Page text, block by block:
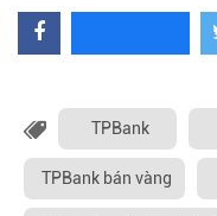
TPBank
TPBank bán vàng